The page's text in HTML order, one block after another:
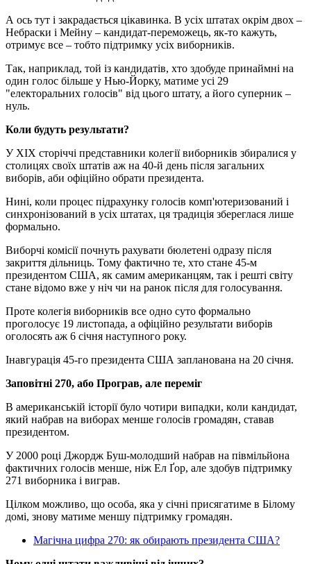
А ось тут і закрадається цікавинка. В усіх штатах окрім двох –
Небраски і Мейну – кандидат-переможець, як-то кажуть,
отримує все – тобто підтримку усіх виборників.
Так, наприклад, той із кандидатів, хто здобуде принаймні на
один голос більше у Нью-Йорку, матиме усі 29
"електоральних голосів" від цього штату, а його суперник –
нуль.
Коли будуть результати?
У ХІХ сторіччі представники колегії виборників збиралися у
столицях своїх штатів аж на 40-й день після загальних
виборів, аби офіційно обрати президента.
Нині, коли процес підрахунку голосів комп'ютеризований і
синхронізований в усіх штатах, ця традиція збереглася лише
формально.
Виборчі комісії почнуть рахувати бюлетені одразу після
закриття дільниць. Тому фактично те, хто стане 45-м
президентом США, як самим американцям, так і решті світу
стане відомо вже у ніч чи на ранок після для голосування.
Проте колегія виборників все одно суто формально
проголосує 19 листопада, а офіційно результати виборів
оголосять аж 6 січня наступного року.
Інавгурація 45-го президента США запланована на 20 січня.
Заповітні 270, або Програв, але переміг
В американській історії було чотири випадки, коли кандидат,
який набрав на виборах менше голосів громадян, ставав
президентом.
У 2000 році Джордж Буш-молодший набрав на півмільйона
фактичних голосів менше, ніж Ел Ґор, але здобув підтримку
271 виборника і виграв.
Цілком можливо, що особа, яка у січні присягатиме в Білому
домі, знову матиме меншу підтримку громадян.
Магічна цифра 270: як обирають президента США?